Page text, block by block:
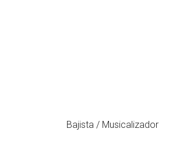
Bajista / Musicalizador